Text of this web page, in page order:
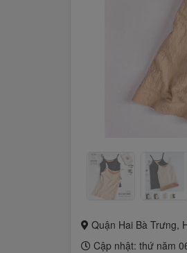
Quận Hai Bà Trưng,
Cập nhật: thứ năm